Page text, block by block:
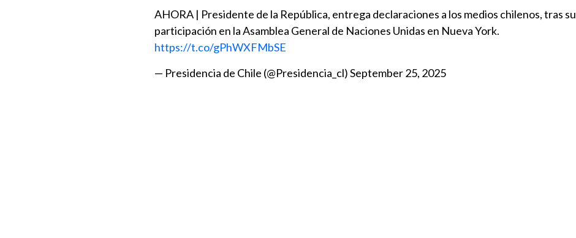
AHORA | Presidente de la República, entrega declaraciones a los medios chilenos, tras su
participación en la Asamblea General de Naciones Unidas en Nueva York.
https://t.co/gPhWXFMbSE
— Presidencia de Chile (@Presidencia_cl)September 25, 2025